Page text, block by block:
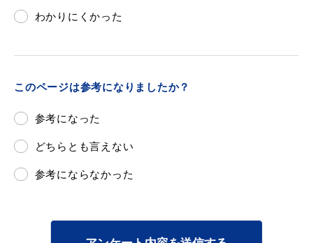
わかりにくかった
このページは参考になりましたか？
参考になった
どちらとも言えない
参考にならなかった